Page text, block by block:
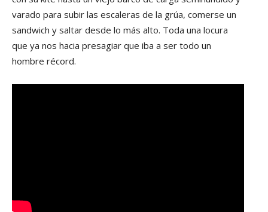
varado para subir las escaleras de la grúa, comerse un
sandwich y saltar desde lo más alto. Toda una locura
que ya nos hacia presagiar que iba a ser todo un
hombre récord.